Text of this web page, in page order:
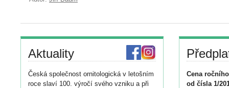
Aktuality
Česká společnost ornitologická v letošním
roce slaví 100. výročí svého vzniku a při
Cena
od čísla 1/